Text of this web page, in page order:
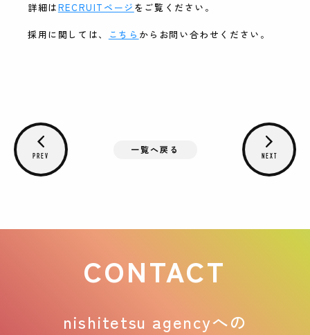
詳細はRECRUITページ をご覧ください。
採用に関しては、 こちら からお問い合わせください。
PREV
一覧へ戻る
NEXT
CONTACT
nishitetsu agencyへの